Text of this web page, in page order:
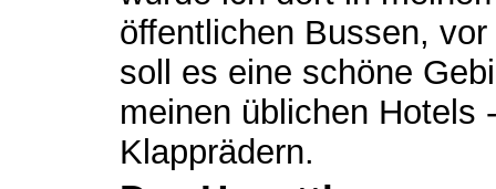
öffentlichen Bussen,
soll es eine schöne
meinen üblichen Hotels
Klapprädern.